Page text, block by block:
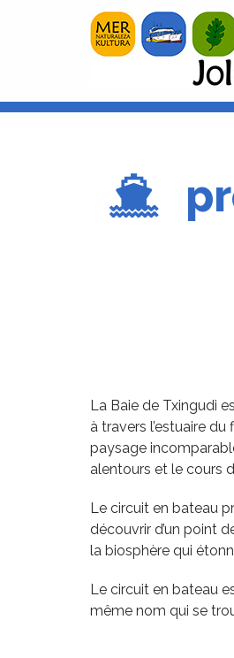
La Baie de Txingudi
à travers l’estuaire
paysage
alentours et le cours
Le circuit en bateau
découvrir d’un point
la biosphère qui
Le circuit en bateau
même nom qui se